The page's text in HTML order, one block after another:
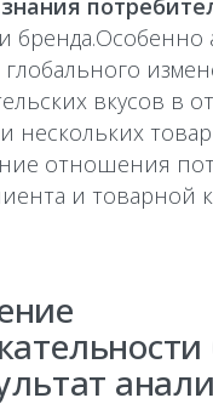
бренда.Особенно
глобального
вкусов в
нескольких
отношения
и товарной